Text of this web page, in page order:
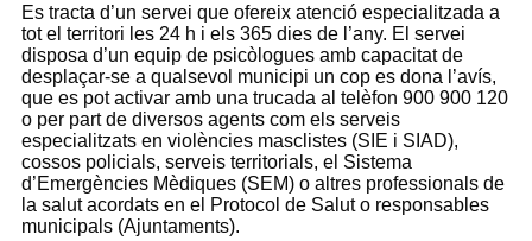
Es tracta d’un servei que ofereix atenció especialitzada a
tot el territori les 24 h i els 365 dies de l’any. El servei
disposa d’un equip de psicòlogues amb capacitat de
desplaçar-se a qualsevol municipi un cop es dona l’avís,
que es pot activar amb una trucada al telèfon 900 900 120
o per part de diversos agents com els serveis
especialitzats en violències masclistes (SIE i SIAD),
cossos policials, serveis territorials, el Sistema
d’Emergències Mèdiques (SEM) o altres professionals de
la salut acordats en el Protocol de Salut o responsables
municipals (Ajuntaments).